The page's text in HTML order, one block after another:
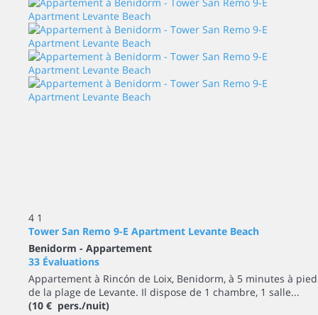
4 1
Tower San Remo 9-E Apartment Levante Beach
Benidorm - Appartement
33 Évaluations
Appartement à Rincón de Loix, Benidorm, à 5 minutes à pied
de la plage de Levante. Il dispose de 1 chambre, 1 salle...
(10 € pers./nuit)